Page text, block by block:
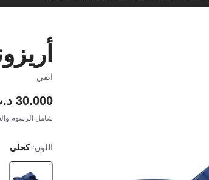
ايفي
30.000 د.ب
شامل الرسوم
اللون:كحلي